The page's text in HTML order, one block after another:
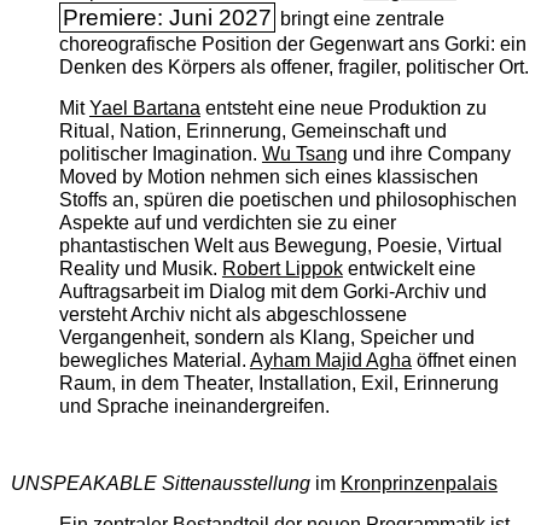
Premiere: Juni 2027 bringt eine zentrale
choreografische Position der Gegenwart ans Gorki: ein
Denken des Körpers als offener, fragiler, politischer Ort.
MitYael Bartanaentsteht eine neue Produktion zu
Ritual, Nation, Erinnerung, Gemeinschaft und
politischer Imagination. Wu Tsang und ihre Company
Moved by Motion nehmen sich eines klassischen
Stoffs an, spüren die poetischen und philosophischen
Aspekte auf und verdichten sie zu einer
phantastischen Welt aus Bewegung, Poesie, Virtual
Reality und Musik. Robert Lippokentwickelt eine
Auftragsarbeit im Dialog mit dem Gorki-Archiv und
versteht Archiv nicht als abgeschlossene
Vergangenheit, sondern als Klang, Speicher und
bewegliches Material. Ayham Majid Aghaöffnet einen
Raum, in dem Theater, Installation, Exil, Erinnerung
und Sprache ineinandergreifen.
UNSPEAKABLE Sittenausstellungim Kronprinzenpalais